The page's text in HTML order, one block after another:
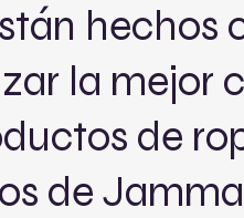
hechos
la mejor
de
de